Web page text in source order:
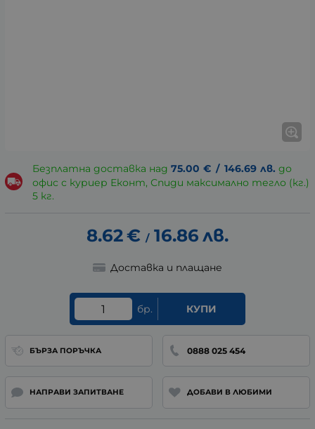
Безплатна доставка над 75.00 € / 146.69 лв. до
офис с куриер Еконт, Спиди максимално тегло (кг.)
5 кг.
8.62€ / 16.86 лв.
Доставка и плащане
бр. КУПИ
БЪРЗА ПОРЪЧКА 0888 025 454
НАПРАВИ ЗАПИТВАНЕ ДОБАВИ В ЛЮБИМИ